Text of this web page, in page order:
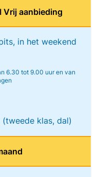
Vrij aanbieding
in het weekend
6.30 tot 9.00 uur en van
(tweede klas, dal)